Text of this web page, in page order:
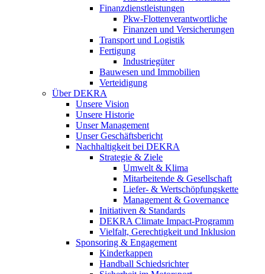
Finanzdienstleistungen
Pkw‑Flottenverantwortliche
Finanzen und Versicherungen
Transport und Logistik
Fertigung
Industriegüter
Bauwesen und Immobilien
Verteidigung
Über DEKRA
Unsere Vision
Unsere Historie
Unser Management
Unser Geschäftsbericht
Nachhaltigkeit bei DEKRA
Strategie & Ziele
Umwelt & Klima
Mitarbeitende & Gesellschaft
Liefer- & Wertschöpfungskette
Management & Governance
Initiativen & Standards
DEKRA Climate Impact-Programm
Vielfalt, Gerechtigkeit und Inklusion​
Sponsoring & Engagement
Kinderkappen
Handball Schiedsrichter